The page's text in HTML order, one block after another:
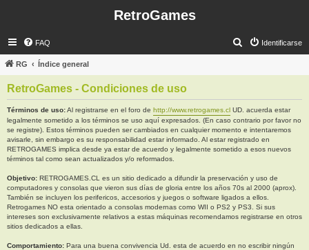
RetroGames
FAQ Identificarse
s
a
r
RG Índice general
RetroGames - Condiciones de uso
Términos de uso:Al registrarse en el foro de http://www.retrogames.cl UD. acuerda estar
legalmente sometido a los términos se uso aquí expresados. (En caso contrario por favor no
se registre). Estos términos pueden ser cambiados en cualquier momento e intentaremos
avisarle, sin embargo es su responsabilidad estar informado. Al estar registrado en
RETROGAMES implica desde ya estar de acuerdo y legalmente sometido a esos nuevos
términos tal como sean actualizados y/o reformados.
Objetivo: RETROGAMES.CL es un sitio dedicado a difundir la preservación y uso de
computadores y consolas que vieron sus días de gloria entre los años 70s al 2000 (aprox).
También se incluyen los perifericos, accesorios y juegos o software ligados a ellos.
Retrogames NO esta orientado a consolas modernas como WII o PS2 y PS3. Si sus
intereses son exclusivamente relativos a estas máquinas recomendamos registrarse en otros
sitios dedicados a ellas.
Comportamiento: Para una buena convivencia Ud. esta de acuerdo en no escribir ningún